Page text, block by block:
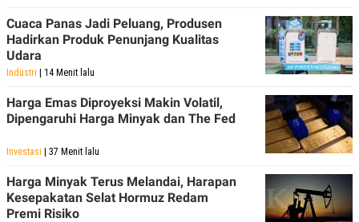
Cuaca Panas Jadi Peluang, Produsen
Hadirkan Produk Penunjang Kualitas
Udara
Industri | 14 Menit lalu
Harga Emas Diproyeksi Makin Volatil,
Dipengaruhi Harga Minyak dan The Fed
Investasi | 37 Menit lalu
Harga Minyak Terus Melandai, Harapan
Kesepakatan Selat Hormuz Redam
Premi Risiko